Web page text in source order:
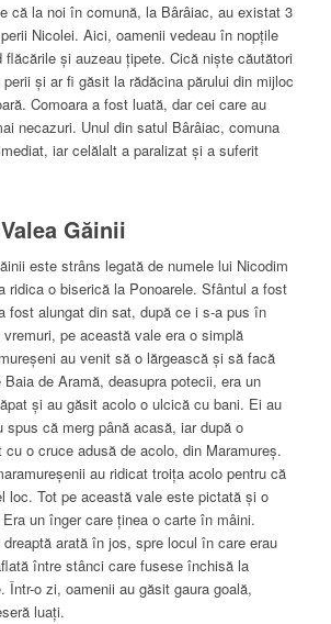
că la noi în comună, la Bârâiac, au existat 3
Nicolei. Aici, oamenii vedeau în nopţile
flăcările şi auzeau ţipete. Cică nişte căutători
şi ar fi găsit la rădăcina părului din mijloc
Comoara a fost luată, dar cei care au
necazuri. Unul din satul Bârâiac, comuna
iar celălalt a paralizat şi a suferit
Găinii
este strâns legată de numele lui Nicodim
ridica o biserică la Ponoarele. Sfântul a fost
fost alungat din sat, după ce i s-a pus în
pe această vale era o simplă
au venit să o lărgească şi să facă
de Aramă, deasupra potecii, era un
şi au găsit acolo o ulcică cu bani. Ei au
spus că merg până acasă, iar după o
o cruce adusă de acolo, din Maramureş.
au ridicat troiţa acolo pentru că
loc. Tot pe această vale este pictată şi o
un înger care ţinea o carte în mâini.
arată în jos, spre locul în care erau
între stânci care fusese închisă la
Într-o zi, oamenii au găsit gaura goală,
luaţi.